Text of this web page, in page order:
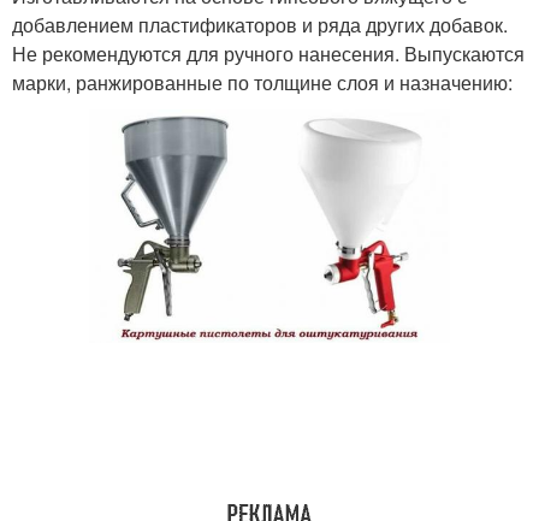
добавлением пластификаторов и ряда других добавок.
Не рекомендуются для ручного нанесения. Выпускаются
марки, ранжированные по толщине слоя и назначению: